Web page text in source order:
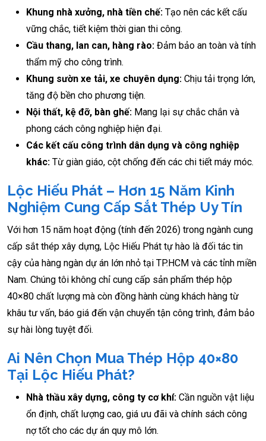
Khung nhà xưởng, nhà tiền chế: Tạo nên các kết cấu
vững chắc, tiết kiệm thời gian thi công.
Cầu thang, lan can, hàng rào: Đảm bảo an toàn và tính
thẩm mỹ cho công trình.
Khung sườn xe tải, xe chuyên dụng: Chịu tải trọng lớn,
tăng độ bền cho phương tiện.
Nội thất, kệ đỡ, bàn ghế: Mang lại sự chắc chắn và
phong cách công nghiệp hiện đại.
Các kết cấu công trình dân dụng và công nghiệp
khác: Từ giàn giáo, cột chống đến các chi tiết máy móc.
Lộc Hiếu Phát – Hơn 15 Năm Kinh
Nghiệm Cung Cấp Sắt Thép Uy Tín
Với hơn 15 năm hoạt động (tính đến 2026) trong ngành cung
cấp sắt thép xây dựng, Lộc Hiếu Phát tự hào là đối tác tin
cậy của hàng ngàn dự án lớn nhỏ tại TP.HCM và các tỉnh miền
Nam. Chúng tôi không chỉ cung cấp sản phẩm thép hộp
40×80 chất lượng mà còn đồng hành cùng khách hàng từ
khâu tư vấn, báo giá đến vận chuyển tận công trình, đảm bảo
sự hài lòng tuyệt đối.
Ai Nên Chọn Mua Thép Hộp 40×80
Tại Lộc Hiếu Phát?
Nhà thầu xây dựng, công ty cơ khí: Cần nguồn vật liệu
ổn định, chất lượng cao, giá ưu đãi và chính sách công
nợ tốt cho các dự án quy mô lớn.